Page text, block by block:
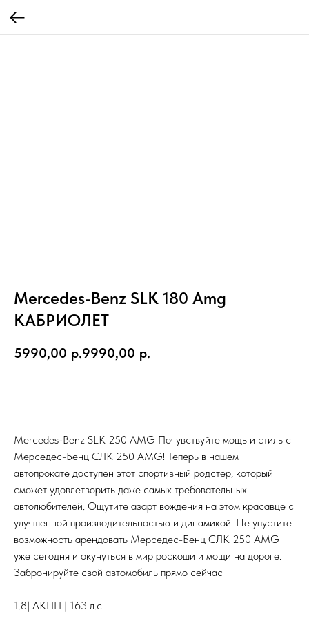
Mercedes-Benz SLK 180 Amg
КАБРИОЛЕТ
5990,00 р.9990,00 р.
Mercedes-Benz SLK 250 AMG Почувствуйте мощь и стиль с
Мерседес-Бенц СЛК 250 AMG! Теперь в нашем
автопрокате доступен этот спортивный родстер, который
сможет удовлетворить даже самых требовательных
автолюбителей. Ощутите азарт вождения на этом красавце с
улучшенной производительностью и динамикой. Не упустите
возможность арендовать Мерседес-Бенц СЛК 250 AMG
уже сегодня и окунуться в мир роскоши и мощи на дороге.
Забронируйте свой автомобиль прямо сейчас
1.8| АКПП | 163 л.с.